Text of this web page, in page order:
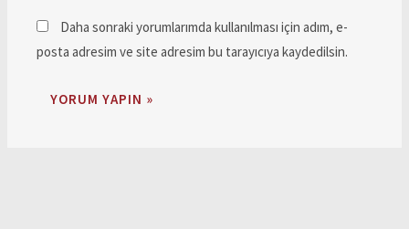
Daha sonraki yorumlarımda kullanılması için adım, e-
posta adresim ve site adresim bu tarayıcıya kaydedilsin.